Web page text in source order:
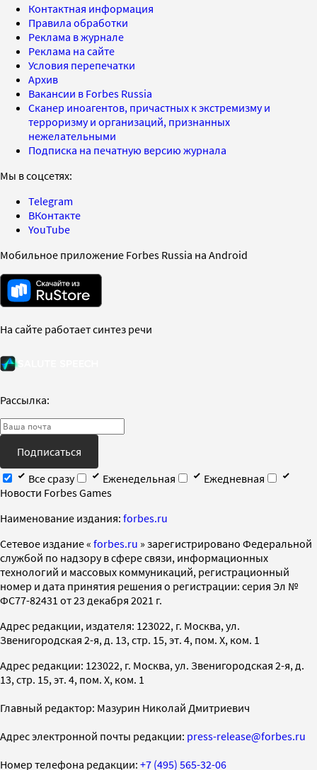
Контактная информация
Правила обработки
Реклама в журнале
Реклама на сайте
Условия перепечатки
Архив
Вакансии в Forbes Russia
Сканер иноагентов, причастных к экстремизму и
терроризму и организаций, признанных
нежелательными
Подписка на печатную версию журнала
Мы в соцсетях:
Telegram
ВКонтакте
YouTube
Мобильное приложение Forbes Russia на Android
На сайте работает синтез речи
Рассылка:
Подписаться
Все сразу
Еженедельная
Ежедневная
Новости Forbes Games
Наименование издания: forbes.ru
Cетевое издание « forbes.ru » зарегистрировано Федеральной
службой по надзору в сфере связи, информационных
технологий и массовых коммуникаций, регистрационный
номер и дата принятия решения о регистрации: серия Эл №
ФС77-82431 от 23 декабря 2021 г.
Адрес редакции, издателя: 123022, г. Москва, ул.
Звенигородская 2-я, д. 13, стр. 15, эт. 4, пом. X, ком. 1
Адрес редакции: 123022, г. Москва, ул. Звенигородская 2-я, д.
13, стр. 15, эт. 4, пом. X, ком. 1
Главный редактор: Мазурин Николай Дмитриевич
Адрес электронной почты редакции: press-release@forbes.ru
Номер телефона редакции: +7 (495) 565-32-06